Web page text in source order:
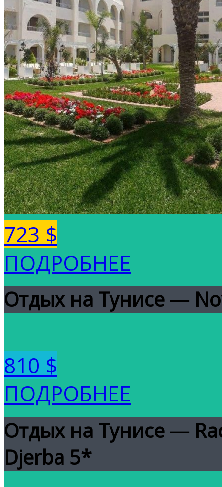
723 $
ПОДРОБНЕЕ
Отдых на Тунисе —
810 $
ПОДРОБНЕЕ
Отдых на Тунисе —
Djerba 5*